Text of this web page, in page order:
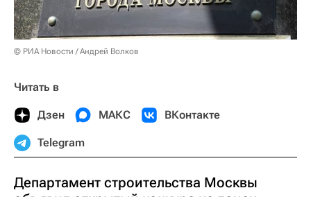
© РИА Новости / Андрей Волков
Читать в
Дзен МАКС ВКонтакте
Telegram
Департамент строительства Москвы